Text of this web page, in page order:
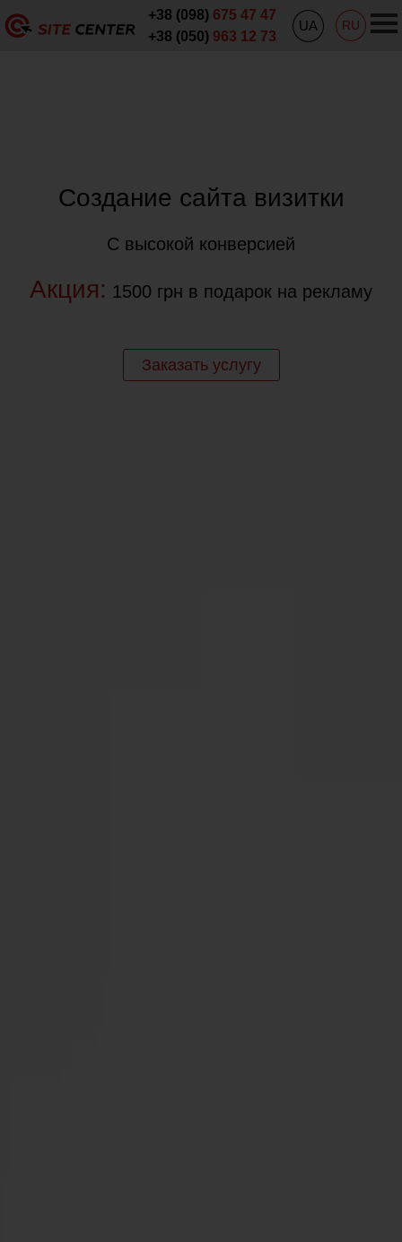
+38 (098) 675 47 47
+38 (050) 963 12 73
UA RU
Создание сайта визитки
С высокой конверсией
Акция: 1500 грн в подарок на рекламу
Заказать услугу